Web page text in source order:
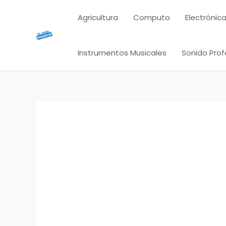
contenido
Agricultura Computo
Instrumentos Musicales Sonido